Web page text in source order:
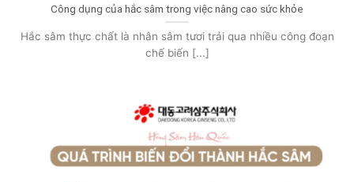
Công dụng của hắc sâm trong việc nâng cao sức khỏe
Hắc sâm thực chất là nhân sâm tươi trải qua nhiều công đoạn
chế biến [...]